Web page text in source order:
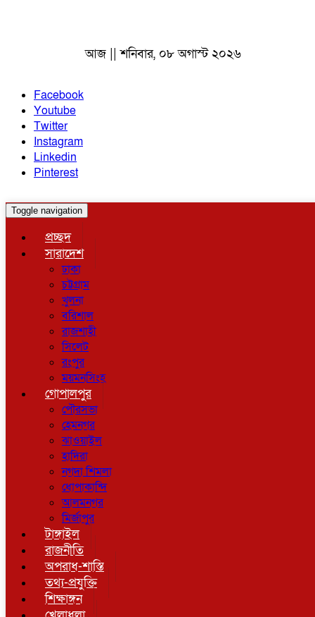
আজ || শনিবার, ০৮ অগাস্ট ২০২৬
Facebook
Youtube
Twitter
Instagram
Linkedin
Pinterest
Toggle navigation
প্রচ্ছদ
সারাদেশ
ঢাকা
চট্টগ্রাম
খুলনা
বরিশাল
রাজশাহী
সিলেট
রংপুর
ময়মনসিংহ
গোপালপুর
পৌরসভা
হেমনগর
ঝাওয়াইল
হাদিরা
নগদা শিমলা
ধোপাকান্দি
আলমনগর
মির্জাপুর
টাঙ্গাইল
রাজনীতি
অপরাধ-শাস্তি
তথ্য-প্রযুক্তি
শিক্ষাঙ্গন